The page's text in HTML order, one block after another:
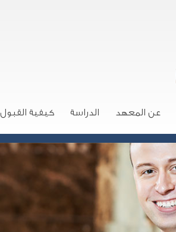
عن المعهد الدراسة كيفية القبول